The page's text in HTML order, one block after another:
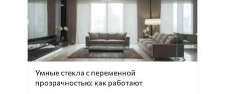
Умные стекла с переменной
прозрачностью: как работают